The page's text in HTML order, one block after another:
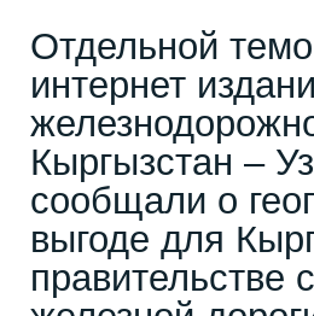
Отдельной
интернет
Кыргызстан –
сообщали о
выгоде для
правительстве